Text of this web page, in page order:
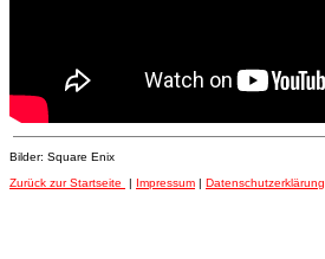
Bilder: Square Enix
Zurück zur Startseite
| Impressum | Datenschutzerklärung